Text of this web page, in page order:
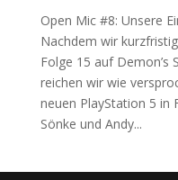
Open Mic #8: Unsere
Nachdem wir
Folge 15 auf Demon’s
reichen wir wie
neuen PlayStation 5 in
Sönke und Andy...